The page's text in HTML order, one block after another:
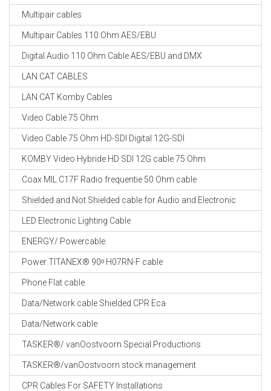
Multipair cables
Multipair Cables 110 Ohm AES/EBU
Digital Audio 110 Ohm Cable AES/EBU and DMX
LAN CAT CABLES
LAN CAT Komby Cables
Video Cable 75 Ohm
Video Cable 75 Ohm HD-SDI Digital 12G-SDI
KOMBY Video Hybride HD SDI 12G cable 75 Ohm
Coax MIL C17F Radio frequentie 50 Ohm cable
Shielded and Not Shielded cable for Audio and Electronic
LED Electronic Lighting Cable
ENERGY/ Powercable
Power TITANEX® 90ᵒ H07RN-F cable
Phone Flat cable
Data/Network cable Shielded CPR Eca
Data/Network cable
TASKER®/ vanOostvoorn Special Productions
TASKER®/vanOostvoorn stock management
CPR Cables For SAFETY Installations